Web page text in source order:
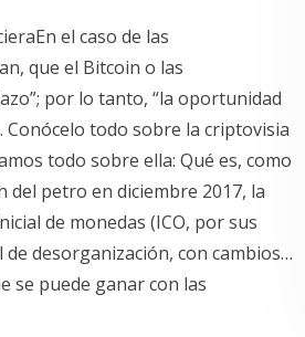
el caso de las
que el Bitcoin o las
por lo tanto, “la oportunidad
todo sobre la criptovisia
todo sobre ella: Qué es, como
del petro en diciembre 2017, la
de monedas (ICO, por sus
desorganización, con cambios…
se puede ganar con las